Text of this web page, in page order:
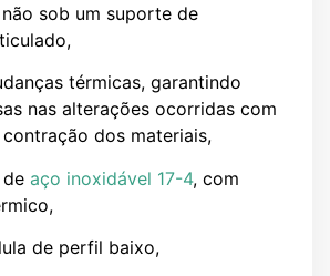
sob um suporte de
térmicas, garantindo
nas alterações ocorridas com
dos materiais,
aço inoxidável 17-4, com
de perfil baixo,